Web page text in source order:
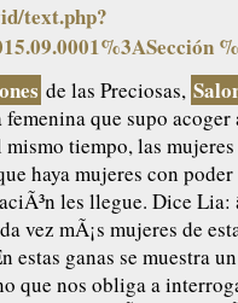
text.php?
de las Preciosas,
que supo acoger
tiempo, las
haya mujeres con
les llegue. Dice
vez mÃ¡s mujeres de
estas ganas se muestra
que nos obliga a